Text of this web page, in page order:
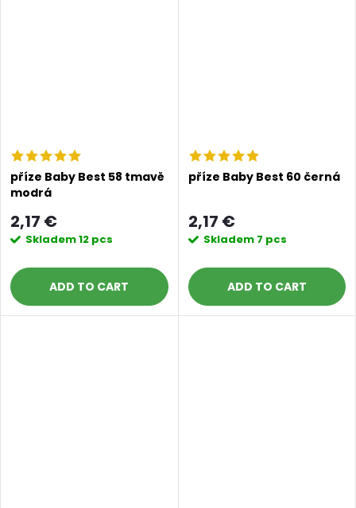
příze Baby Best 58 tmavě
modrá
2,17 €
Skladem12 pcs
ADD TO CART
příze Baby Best 60 černá
2,17 €
Skladem 7 pcs
ADD TO CART